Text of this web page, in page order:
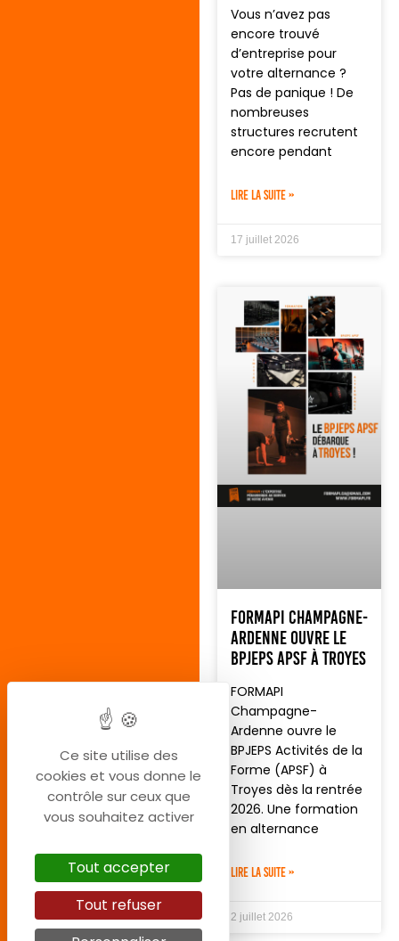
Vous n’avez pas
encore trouvé
d’entreprise pour
votre alternance ?
Pas de panique ! De
nombreuses
structures recrutent
encore pendant
LIRE LA SUITE »
17 juillet 2026
FORMAPI Champagne-
Ardenne ouvre le
BPJEPS APSF à Troyes
FORMAPI
Champagne-
Ardenne ouvre le
BPJEPS Activités de la
Forme (APSF) à
Troyes dès la rentrée
2026. Une formation
en alternance
LIRE LA SUITE »
2 juillet 2026
Ce site utilise des
cookies et vous donne le
contrôle sur ceux que
vous souhaitez activer
Tout accepter
Tout refuser